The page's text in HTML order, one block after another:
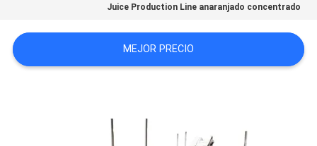
SOLICITAR
UNA CITA
Juice Production Line anaranjado concentrado
MEJOR PRECIO